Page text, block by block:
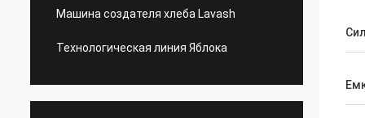
Машина создателя хлеба Lavash
Технологическая линия Яблока